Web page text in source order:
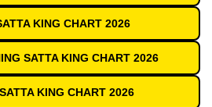
KING CHART 2026
SATTA KING CHART 2026
KING CHART 2026